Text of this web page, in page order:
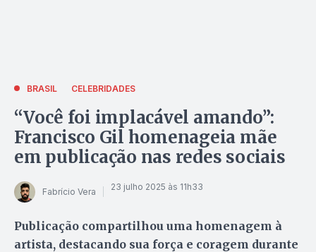
BRASIL CELEBRIDADES
“Você foi implacável amando”:
Francisco Gil homenageia mãe
em publicação nas redes sociais
Fabrício Vera 23 julho 2025 às 11h33
Publicação compartilhou uma homenagem à
artista, destacando sua força e coragem durante